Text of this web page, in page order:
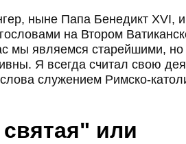
ныне Папа Бенедикт XVI,
на Втором
мы являемся старейшими,
Я всегда считал свою
служением Римско-
или